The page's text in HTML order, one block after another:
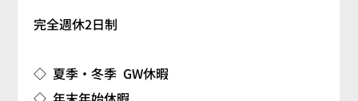
完全週休2日制
◇ 夏季・冬季 GW休暇